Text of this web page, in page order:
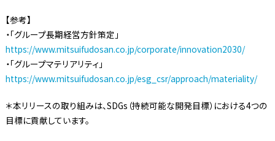
【参考】
・「グループ長期経営方針策定」
https://www.mitsuifudosan.co.jp/corporate/innovation2030/
・「グループマテリアリティ」
https://www.mitsuifudosan.co.jp/esg_csr/approach/materiality/
＊本リリースの取り組みは、SDGs（持続可能な開発目標）における4つの
目標に貢献しています。